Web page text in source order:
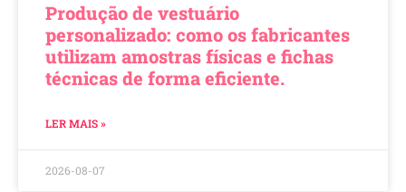
Produção de vestuário
personalizado: como os fabricantes
utilizam amostras físicas e fichas
técnicas de forma eficiente.
LER MAIS »
2026-08-07